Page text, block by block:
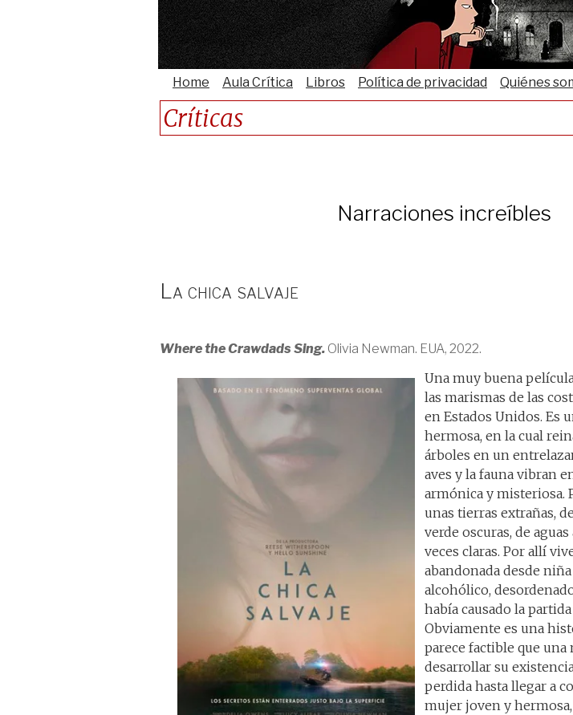
Home Aula Crítica Libros Política de privacidad Quiénes
Críticas
Narraciones increíbles
La chica salvaje
Where the Crawdads Sing. Olivia Newman. EUA, 2022.
Una muy buena
las marismas de las
en Estados Unidos. Es
hermosa, en la cual
árboles en un
aves y la fauna vibran
armónica y misteriosa.
unas tierras extrañas,
verde oscuras, de
veces claras. Por allí
abandonada desde
alcohólico,
había causado la
Obviamente es una
parece factible que una
desarrollar su
perdida hasta llegar a
mujer joven y